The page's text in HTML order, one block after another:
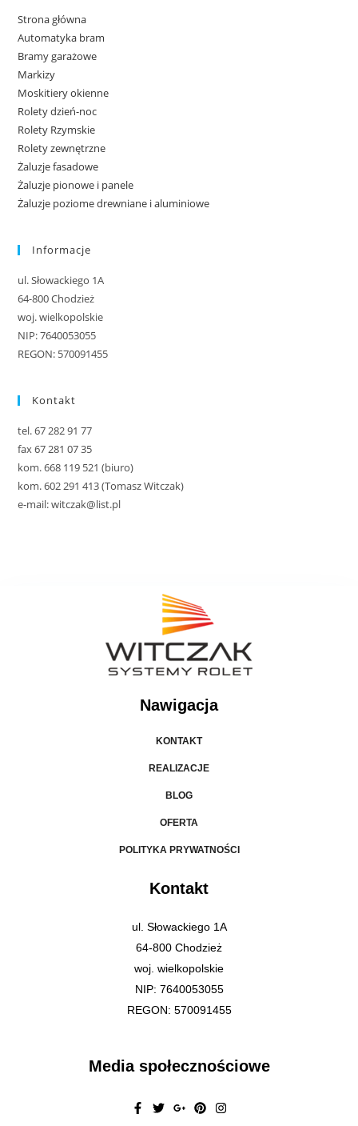
Strona główna
Automatyka bram
Bramy garażowe
Markizy
Moskitiery okienne
Rolety dzień-noc
Rolety Rzymskie
Rolety zewnętrzne
Żaluzje fasadowe
Żaluzje pionowe i panele
Żaluzje poziome drewniane i aluminiowe
Informacje
ul. Słowackiego 1A
64-800 Chodzież
woj. wielkopolskie
NIP: 7640053055
REGON: 570091455
Kontakt
tel. 67 282 91 77
fax 67 281 07 35
kom. 668 119 521 (biuro)
kom. 602 291 413 (Tomasz Witczak)
e-mail: witczak@list.pl
Nawigacja
KONTAKT
REALIZACJE
BLOG
OFERTA
POLITYKA PRYWATNOŚCI
Kontakt
ul. Słowackiego 1A
64-800 Chodzież
woj. wielkopolskie
NIP: 7640053055
REGON: 570091455
Media społecznościowe